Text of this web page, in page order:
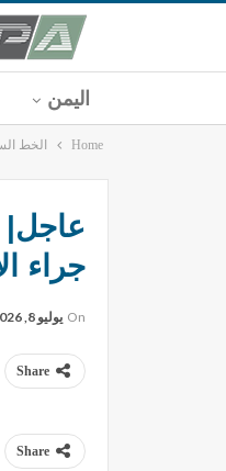
اليمن
Home الخط
عاجل|
جراء
On يوليو 8, 2026
Share
Share